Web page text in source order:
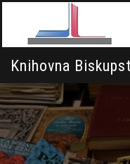
Knihovna